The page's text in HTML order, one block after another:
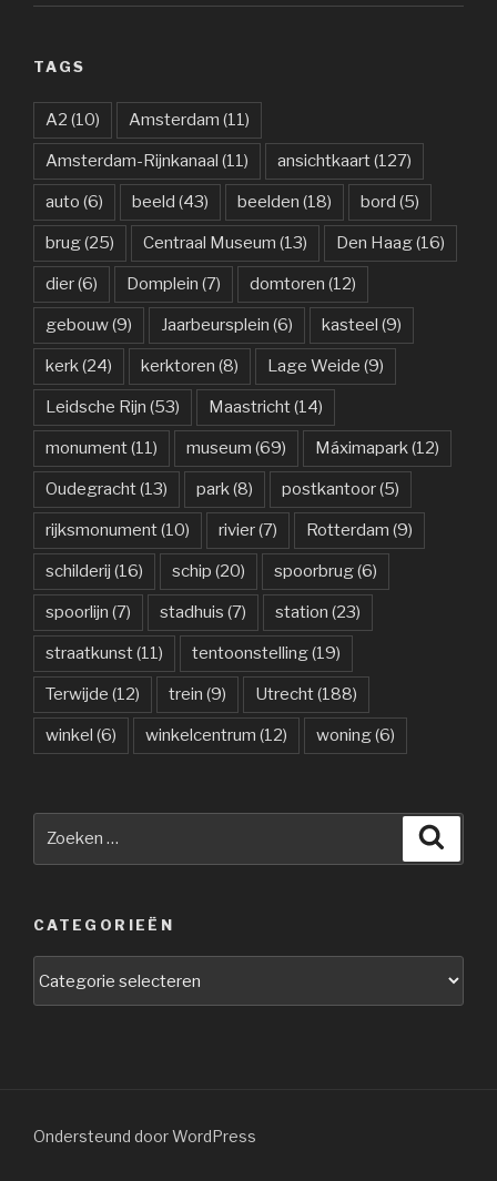
TAGS
A2 (10) Amsterdam (11)
Amsterdam-Rijnkanaal (11) ansichtkaart(127)
auto (6) beeld (43) beelden (18) bord (5)
brug(25) Centraal Museum (13) Den Haag(16)
dier(6) Domplein (7) domtoren (12)
gebouw(9) Jaarbeursplein (6) kasteel (9)
kerk(24) kerktoren (8) Lage Weide (9)
Leidsche Rijn (53) Maastricht(14)
monument(11) museum (69) Máximapark(12)
Oudegracht(13) park(8) postkantoor(5)
rijksmonument(10) rivier(7) Rotterdam (9)
schilderij (16) schip (20) spoorbrug(6)
spoorlijn (7) stadhuis (7) station (23)
straatkunst(11) tentoonstelling(19)
Terwijde (12) trein (9) Utrecht(188)
winkel (6) winkelcentrum (12) woning(6)
CATEGORIEËN
Ondersteund door WordPress